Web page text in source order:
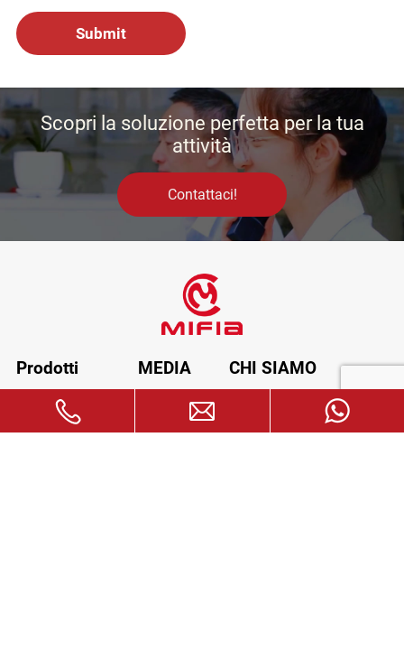
Scopri la soluzione perfetta per la tua
attività
Contattaci!
Prodotti
Cartella di file
Copertina del libro
MEDIA
Mostra
CHI SIAMO
Introduzione dell'azienda
Perché scegliere noi